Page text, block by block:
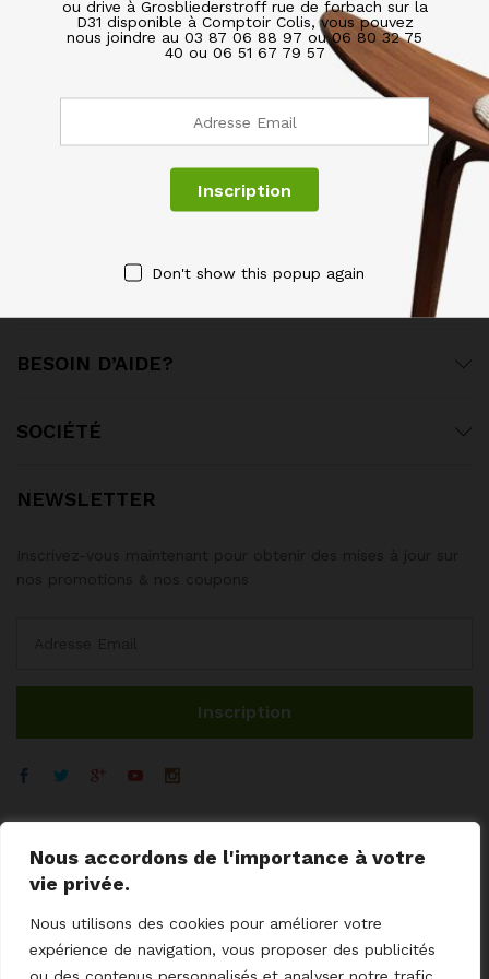
Nous accordons de l'importance à votre
vie privée.
Nous utilisons des cookies pour améliorer votre
expérience de navigation, vous proposer des publicités
De 9h30-12h00
BESOIN D’AIDE?
SOCIÉTÉ
NEWSLETTER
ou drive à Grosbliederstroff rue de forbach sur la
D31 disponible à Comptoir Colis, vous pouvez
nous joindre au 03 87 06 88 97 ou 06 80 32 75
40 ou 06 51 67 79 57
Don't show this popup again